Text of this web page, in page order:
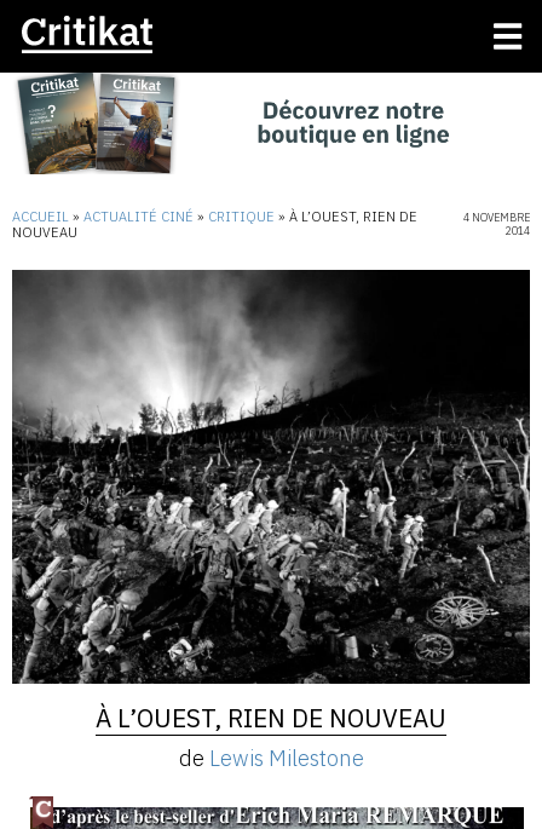
ACCUEIL » ACTUALITÉ CINÉ » CRITIQUE » À L’OUEST, RIEN DE
NOUVEAU
4 NOVEMBRE
2014
À L’OUEST, RIEN DE NOUVEAU
de Lewis Milestone